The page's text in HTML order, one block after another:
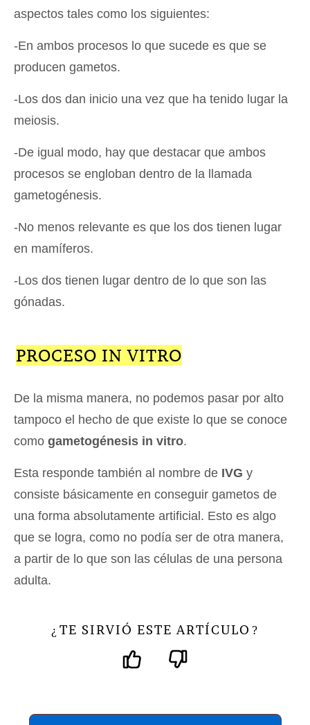
aspectos tales como los siguientes:
-En ambos procesos lo que sucede es que se
producen gametos.
-Los dos dan inicio una vez que ha tenido lugar la
meiosis.
-De igual modo, hay que destacar que ambos
procesos se engloban dentro de la llamada
gametogénesis.
-No menos relevante es que los dos tienen lugar
en mamíferos.
-Los dos tienen lugar dentro de lo que son las
gónadas.
PROCESO IN VITRO
De la misma manera, no podemos pasar por alto
tampoco el hecho de que existe lo que se conoce
como gametogénesis in vitro.
Esta responde también al nombre de IVG y
consiste básicamente en conseguir gametos de
una forma absolutamente artificial. Esto es algo
que se logra, como no podía ser de otra manera,
a partir de lo que son las células de una persona
adulta.
¿ TE SIRVIÓ ESTE ARTÍCULO ?